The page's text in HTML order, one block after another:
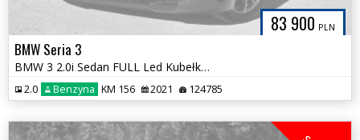
83 900 PLN
BMW Seria 3
BMW 3 2.0i Sedan FULL Led Kubełki Półskóry Serwis ASO BMW Jedyna Taka
2.0 Benzyna KM 156 2021 124785